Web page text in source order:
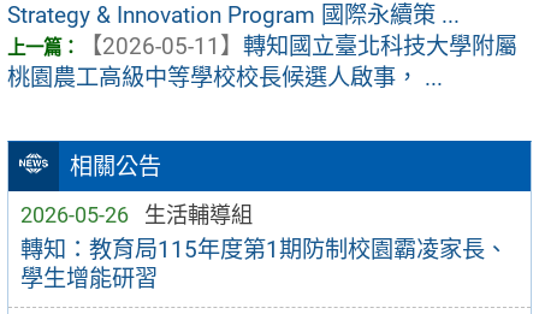
相關公告
2026-05-26 生活輔導組
轉知：教育局115年度第1期防制校園霸凌家長、
學生增能研習
Strategy & Innovation Program 國際永續策 ...
【2026-05-11】 轉知國立臺北科技大學附屬
桃園農工高級中等學校校長候選人啟事， ...